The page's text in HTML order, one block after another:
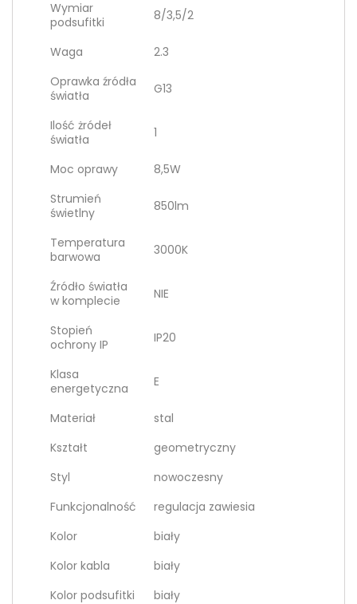
Wymiar
podsufitki
8/3,5/2
Waga
2.3
Oprawka źródła
światła
G13
Ilość żródeł
światła
1
Moc oprawy
8,5W
Strumień
świetlny
850lm
Temperatura
barwowa
3000K
Źródło światła
w komplecie
NIE
Stopień
ochrony IP
IP20
Klasa
energetyczna
E
Materiał
stal
Kształt
geometryczny
Styl
nowoczesny
Funkcjonalność
regulacja zawiesia
Kolor
biały
Kolor kabla
biały
Kolor podsufitki
biały